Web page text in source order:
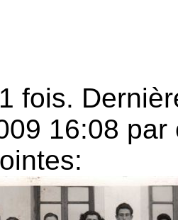
fois.
16:08 par